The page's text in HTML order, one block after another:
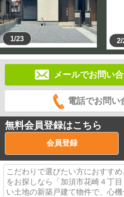
1/23 2/
メールでお問い
電話でお問い
無料会員登録はこちら
会員登録
こだわりで選びたい方におすす
をお探しなら「加須市花崎４丁
い土地の新築戸建て物件で、心